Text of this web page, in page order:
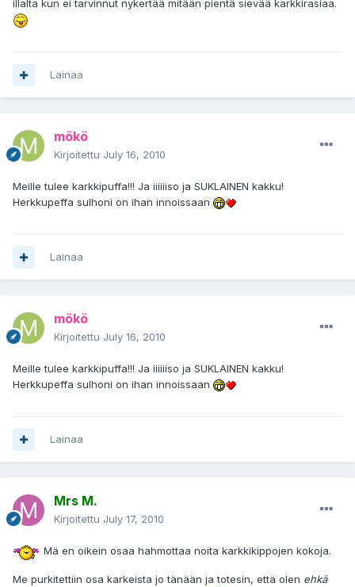
illalta kun ei tarvinnut nykertää mitään pientä sievää karkkirasiaa.
Lainaa
mökö
Kirjoitettu July 16, 2010
Meille tulee karkkipuffa!!! Ja iiiiiiso ja SUKLAINEN kakku!
Herkkupeffa sulhoni on ihan innoissaan
Lainaa
mökö
Kirjoitettu July 16, 2010
Meille tulee karkkipuffa!!! Ja iiiiiiso ja SUKLAINEN kakku!
Herkkupeffa sulhoni on ihan innoissaan
Lainaa
Mrs M.
Kirjoitettu July 17, 2010
Mä en oikein osaa hahmottaa noita karkkikippojen kokoja.
Me purkitettiin osa karkeista jo tänään ja totesin, että olen ehkä